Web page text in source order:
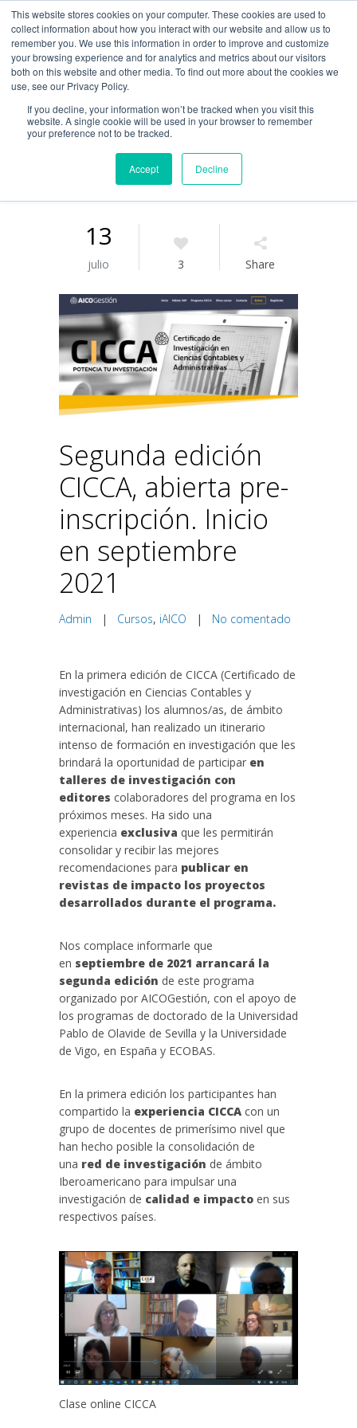
This website stores cookies on your computer. These cookies are used to
collect information about how you interact with our website and allow us to
remember you. We use this information in order to improve and customize
your browsing experience and for analytics and metrics about our visitors
both on this website and other media. To find out more about the cookies we
use, see our Privacy Policy.
If you decline, your information won’t be tracked when you visit this
website. A single cookie will be used in your browser to remember
your preference not to be tracked.
Accept Decline
Guía de uso
Acceso / Registro
13
julio 3 Share
Segunda edición
CICCA, abierta pre-
inscripción. Inicio
en septiembre
2021
Admin | Cursos, iAICO | No comentado
En la primera edición de CICCA (Certificado de
investigación en Ciencias Contables y
Administrativas) los alumnos/as, de ámbito
internacional, han realizado un itinerario
intenso de formación en investigación que les
brindará la oportunidad de participar en
talleres de investigación con
editores colaboradores del programa en los
próximos meses. Ha sido una
experiencia exclusiva que les permitirán
consolidar y recibir las mejores
recomendaciones para publicar en
revistas de impacto los proyectos
desarrollados durante el programa.
Nos complace informarle que
en septiembre de 2021 arrancará la
segunda edición de este programa
organizado por AICOGestión, con el apoyo de
los programas de doctorado de la Universidad
Pablo de Olavide de Sevilla y la Universidade
de Vigo, en España y ECOBAS.
En la primera edición los participantes han
compartido la experiencia CICCA con un
grupo de docentes de primerísimo nivel que
han hecho posible la consolidación de
una red de investigación de ámbito
Iberoamericano para impulsar una
investigación de calidad e impacto en sus
respectivos países.
Clase online CICCA